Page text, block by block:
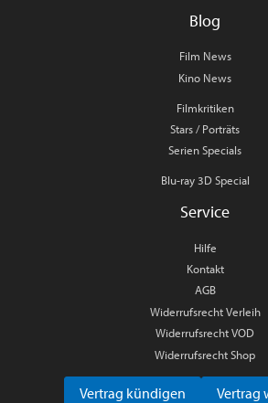
Blog
Film News
Kino News
Filmkritiken
Stars / Porträts
Serien Specials
Blu-ray 3D Special
Service
Hilfe
Kontakt
AGB
Widerrufsrecht Verleih
Widerrufsrecht VOD
Widerrufsrecht Shop
Vertrag kündigen Vertrag